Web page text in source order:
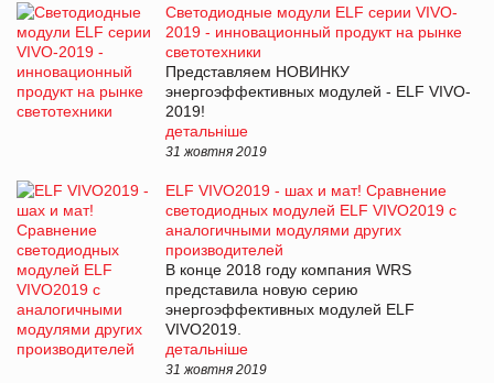
Светодиодные модули ELF серии VIVO-
2019 - инновационный продукт на рынке
светотехники
Представляем НОВИНКУ
энергоэффективных модулей - ELF VIVO-
2019!
детальніше
31 жовтня 2019
ELF VIVO2019 - шах и мат! Сравнение
светодиодных модулей ELF VIVO2019 с
аналогичными модулями других
производителей
В конце 2018 году компания WRS
представила новую серию
энергоэффективных модулей ELF
VIVO2019.
детальніше
31 жовтня 2019